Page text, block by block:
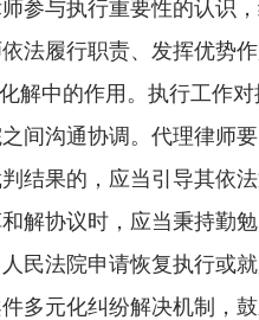
与执行重要性的认识，
法履行职责、发挥优势作
中的作用。执行工作对
间沟通协调。代理律师
结果的，应当引导其依
解协议时，应当秉持勤
民法院申请恢复执行或
元化纠纷解决机制，鼓